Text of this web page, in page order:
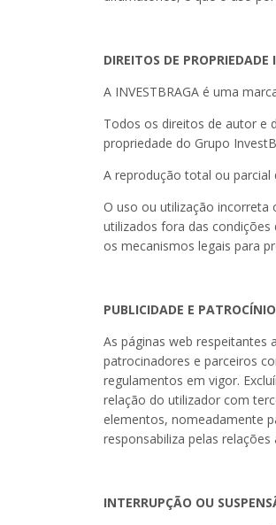
DIREITOS DE
A INVESTBRAGA é uma
Todos os direitos de autor e
propriedade do Grupo
A reprodução total ou
O uso ou utilização incorreta
utilizados fora das
os mecanismos legais para
PUBLICIDADE E PATROCÍNIO
As páginas web respeitantes
patrocinadores e parceiros
regulamentos em vigor.
relação do utilizador com
elementos, nomeadamente
responsabiliza pelas relações
INTERRUPÇÃO OU